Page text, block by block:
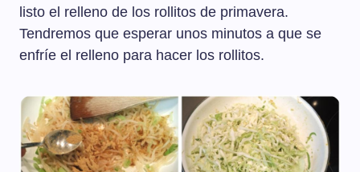
listo el relleno de los rollitos de primavera.
Tendremos que esperar unos minutos a que se
enfríe el relleno para hacer los rollitos.